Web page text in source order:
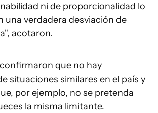
ni de proporcionalidad lo
una verdadera desviación de
acotaron.
que no hay
situaciones similares en el país y
por ejemplo, no se pretenda
la misma limitante.